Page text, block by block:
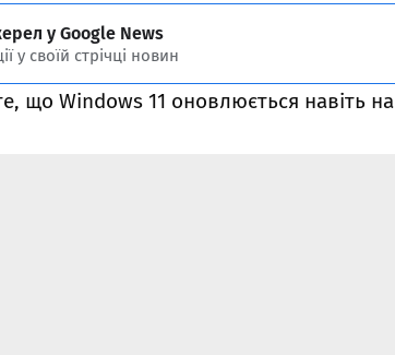
у Google News
у своїй стрічці новин
що Windows 11 оновлюється навіть на